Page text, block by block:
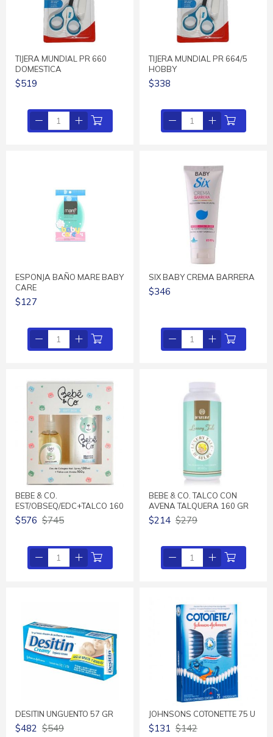
TIJERA MUNDIAL PR 660
DOMESTICA
$519
TIJERA MUNDIAL PR 664/5
HOBBY
$338
ESPONJA BAÑO MARE BABY
CARE
$127
SIX BABY CREMA BARRERA
$346
BEBE & CO.
EST/OBSEQ/EDC+TALCO 160
$576 $745
BEBE & CO. TALCO CON
AVENA TALQUERA 160 GR
$214 $279
DESITIN UNGUENTO 57 GR
$482 $549
JOHNSONS COTONETTE 75 U
$131 $142